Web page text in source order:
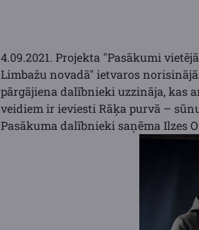
4.09.2021. Projekta "Pasākumi
Limbažu novadā" ietvaros
pārgājiena dalībnieki uzzināja, kas
veidiem ir ieviesti Rāķa purvā –
Pasākuma dalībnieki saņēma Ilzes